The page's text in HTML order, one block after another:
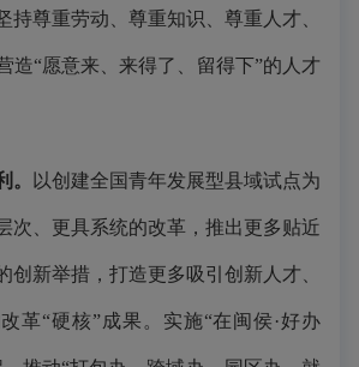
持尊重劳动、尊重知识、尊重人才、
造“愿意来、来得了、留得下”的人才
。 以创建全国青年发展型县域试点为
次、更具系统的改革，推出更多贴近
创新举措，打造更多吸引创新人才、
革“硬核”成果。实施“在闽侯·好办